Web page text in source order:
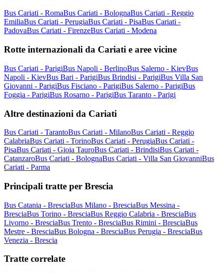
Bus Cariati - RomaBus Cariati - BolognaBus Cariati - Reggio
EmiliaBus Cariati - PerugiaBus Cariati - PisaBus Cariati -
PadovaBus Cariati - FirenzeBus Cariati - Modena
Rotte internazionali da Cariati e aree vicine
Bus Cariati - ParigiBus Napoli - BerlinoBus Salerno - KievBus
Napoli - KievBus Bari - ParigiBus Brindisi - ParigiBus Villa San
Giovanni - ParigiBus Fisciano - ParigiBus Salerno - ParigiBus
Foggia - ParigiBus Rosarno - ParigiBus Taranto - Parigi
Altre destinazioni da Cariati
Bus Cariati - TarantoBus Cariati - MilanoBus Cariati - Reggio
CalabriaBus Cariati - TorinoBus Cariati - PerugiaBus Cariati -
PisaBus Cariati - Gioia TauroBus Cariati - BrindisiBus Cariati -
CatanzaroBus Cariati - BolognaBus Cariati - Villa San GiovanniBus
Cariati - Parma
Principali tratte per Brescia
Bus Catania - BresciaBus Milano - BresciaBus Messina -
BresciaBus Torino - BresciaBus Reggio Calabria - BresciaBus
Livorno - BresciaBus Trento - BresciaBus Rimini - BresciaBus
Mestre - BresciaBus Bologna - BresciaBus Perugia - BresciaBus
Venezia - Brescia
Tratte correlate